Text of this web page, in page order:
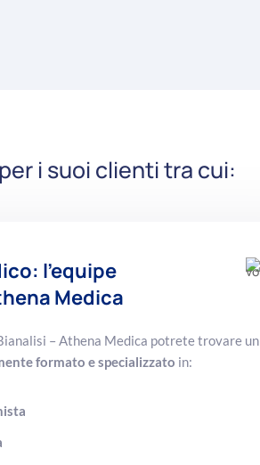
i suoi clienti tra cui:
l’equipe
Medica
– Athena Medica potrete trovare un
formato e specializzato in: